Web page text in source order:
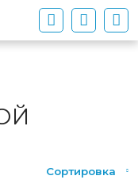
Сортировка